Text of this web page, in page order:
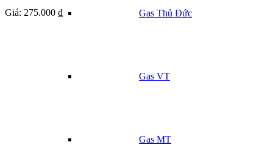
Gas Thủ Đức
Gas VT
Gas MT
Giá: 275.000 ₫